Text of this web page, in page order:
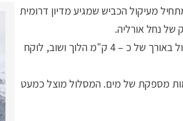
מעיקול הכביש שמגיע מדיון דרומית
של נחל אורליה.
מדובר בשני מפלים, אחד קטן ואחד גבוה ומרשים יותר היוצרים אגמים קטנים. המסלול באורך של כ – 4 ק"מ הלוך ושוב, לוקח
מספקת של מים. המסלול מוצל כמעט